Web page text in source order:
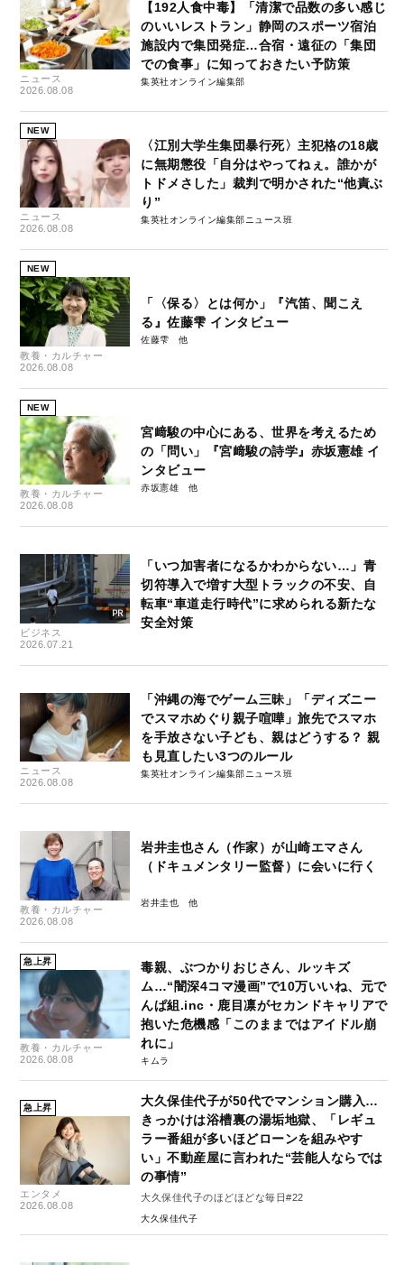
ニュース
2026.08.08
【192人食中毒】「清潔で品数の多い感じ
のいいレストラン」静岡のスポーツ宿泊
施設内で集団発症…合宿・遠征の「集団
での食事」に知っておきたい予防策
集英社オンライン編集部
NEW
ニュース
2026.08.08
〈江別大学生集団暴行死〉主犯格の18歳
に無期懲役「自分はやってねぇ。誰かが
トドメさした」裁判で明かされた“他責ぶ
り”
集英社オンライン編集部ニュース班
NEW
教養・カルチャー
2026.08.08
「〈保る〉とは何か」『汽笛、聞こえ
る』佐藤雫 インタビュー
佐藤雫
NEW
教養・カルチャー
2026.08.08
宮﨑駿の中心にある、世界を考えるため
の「問い」『宮﨑駿の詩学』赤坂憲雄 イ
ンタビュー
赤坂憲雄
ビジネス
2026.07.21
「いつ加害者になるかわからない…」青
切符導入で増す大型トラックの不安、自
転車“車道走行時代”に求められる新たな
安全対策
ニュース
2026.08.08
「沖縄の海でゲーム三昧」「ディズニー
でスマホめぐり親子喧嘩」旅先でスマホ
を手放さない子ども、親はどうする？ 親
も見直したい3つのルール
集英社オンライン編集部ニュース班
教養・カルチャー
2026.08.08
岩井圭也さん（作家）が山崎エマさん
（ドキュメンタリー監督）に会いに行く
岩井圭也
急上昇
教養・カルチャー
2026.08.08
毒親、ぶつかりおじさん、ルッキズ
ム…“闇深4コマ漫画”で10万いいね、元で
んぱ組.inc・鹿目凛がセカンドキャリアで
抱いた危機感「このままではアイドル崩
れに」
キムラ
急上昇
エンタメ
2026.08.08
大久保佳代子が50代でマンション購入…
きっかけは浴槽裏の湯垢地獄、「レギュ
ラー番組が多いほどローンを組みやす
い」不動産屋に言われた“芸能人ならでは
の事情”
大久保佳代子のほどほどな毎日#22
大久保佳代子